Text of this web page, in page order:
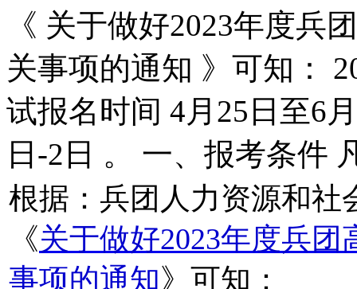
《 关于做好2023年度兵
关事项的通知 》可知：
试报名时间 4月25日至6
日-2日 。 一、报考条件
根据：兵团人力资源和社
《关于做好2023年度兵
事项的通知》可知：